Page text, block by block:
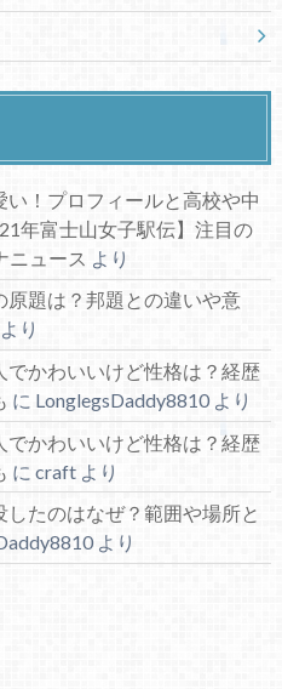
！プロフィールと高校や中
年富士山女子駅伝】注目の
ニュース より
原題は？邦題との違いや意
より
かわいいけど性格は？経歴
に LonglegsDaddy8810より
かわいいけど性格は？経歴
に craftより
したのはなぜ？範囲や場所と
より